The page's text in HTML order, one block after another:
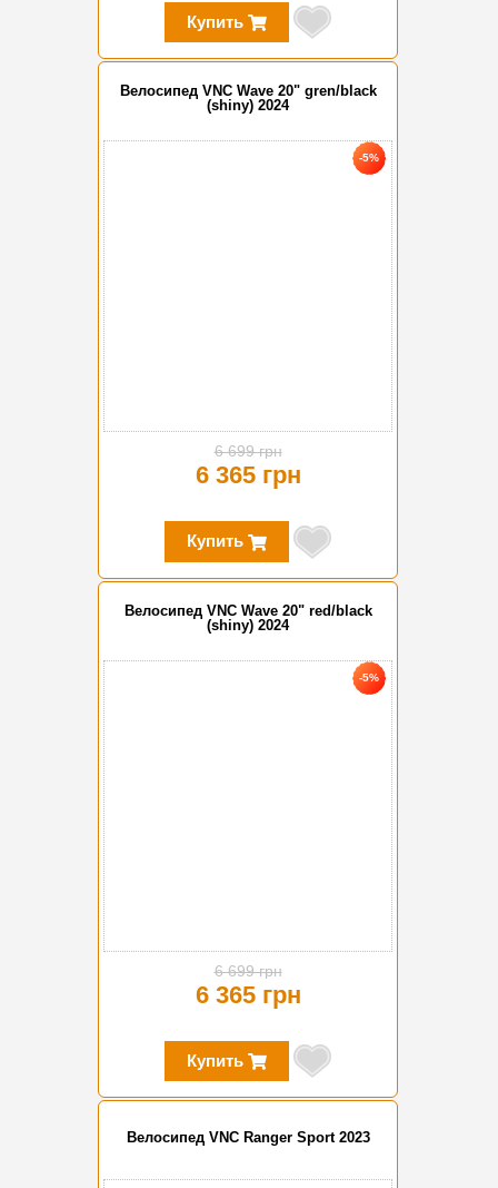
Купить
Велосипед VNC Wave 20" gren/black
(shiny) 2024
-5%
6 699 грн
6 365 грн
Купить
Велосипед VNC Wave 20" red/black
(shiny) 2024
-5%
6 699 грн
6 365 грн
Купить
Велосипед VNC Ranger Sport 2023